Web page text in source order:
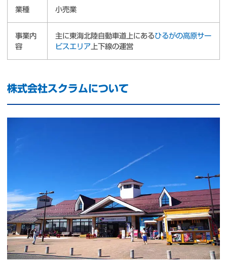
業種 小売業
事業内
容
主に東海北陸自動車道上にあるひるがの高原サー
ビスエリア 上下線の運営
株式会社スクラムについて